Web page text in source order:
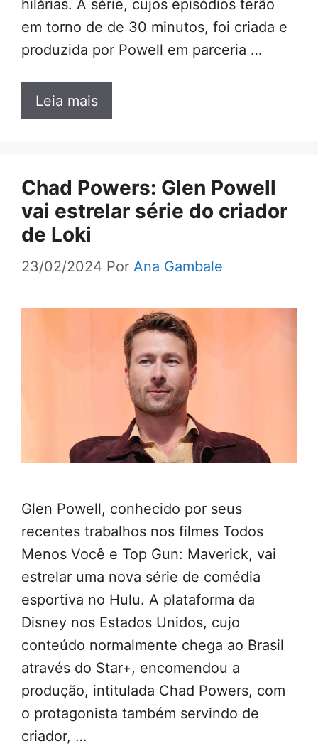
hilárias. A série, cujos episódios terão
em torno de de 30 minutos, foi criada e
produzida por Powell em parceria …
Leia mais
Chad Powers: Glen Powell
vai estrelar série do criador
de Loki
23/02/2024 Por Ana Gambale
Glen Powell, conhecido por seus
recentes trabalhos nos filmes Todos
Menos Você e Top Gun: Maverick, vai
estrelar uma nova série de comédia
esportiva no Hulu. A plataforma da
Disney nos Estados Unidos, cujo
conteúdo normalmente chega ao Brasil
através do Star+, encomendou a
produção, intitulada Chad Powers, com
o protagonista também servindo de
criador, …